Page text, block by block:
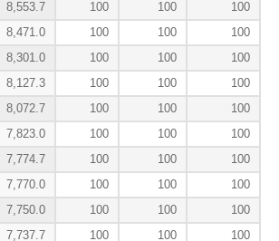
8,553.7
100 100
100
8,471.0
100 100
100
8,301.0
100 100
100
8,127.3
100 100
100
8,072.7
100 100
100
7,823.0
100 100
100
7,774.7
100 100
100
7,770.0
100 100
100
7,750.0
100 100
100
7,737.7
100 100
100